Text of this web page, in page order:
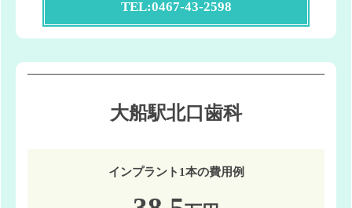
TEL:0467-43-2598
大船駅北口歯科
インプラント1本の費用例